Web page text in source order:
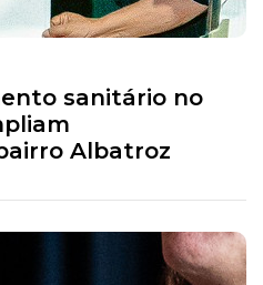
sanitário no
Albatroz